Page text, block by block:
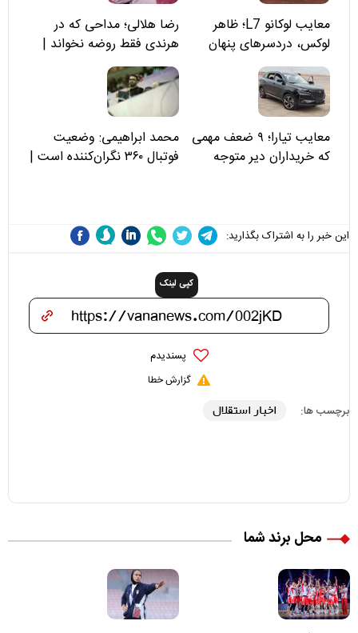
معایب لوکانو L7؛ ظاهر
لوکس، دردسرهای پنهان
رضا هلالی؛ مداحی که در
هرندی فقط روضه نخواند |
مسئولان «تکیه‌گاه آقا مرتضی
علی(ع)» را جدی‌تر ببینند
معایب تیارا؛ ۹ ضعف مهمی
که خریداران دیر متوجه
محمد ابراهیمی: وضعیت
فوتبال ۳۶۰ نگران‌کننده است |
این خبر را به اشتراک بگذارید:
کپی لینک
پسندیدم
گزارش خطا
برچسب ها: اخبار استقلال
محل برند شما